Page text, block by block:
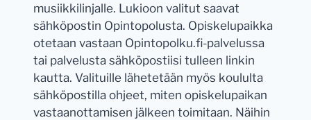
musiikkilinjalle. Lukioon valitut saavat
sähköpostin Opintopolusta. Opiskelupaikka
otetaan vastaan Opintopolku.fi-palvelussa
tai palvelusta sähköpostiisi tulleen linkin
kautta. Valituille lähetetään myös koululta
sähköpostilla ohjeet, miten opiskelupaikan
vastaanottamisen jälkeen toimitaan. Näihin